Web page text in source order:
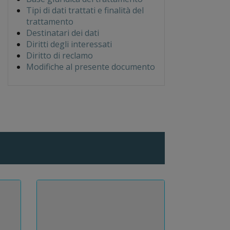
Tipi di dati trattati e finalità del
trattamento
Destinatari dei dati
Diritti degli interessati
Diritto di reclamo
Modifiche al presente documento